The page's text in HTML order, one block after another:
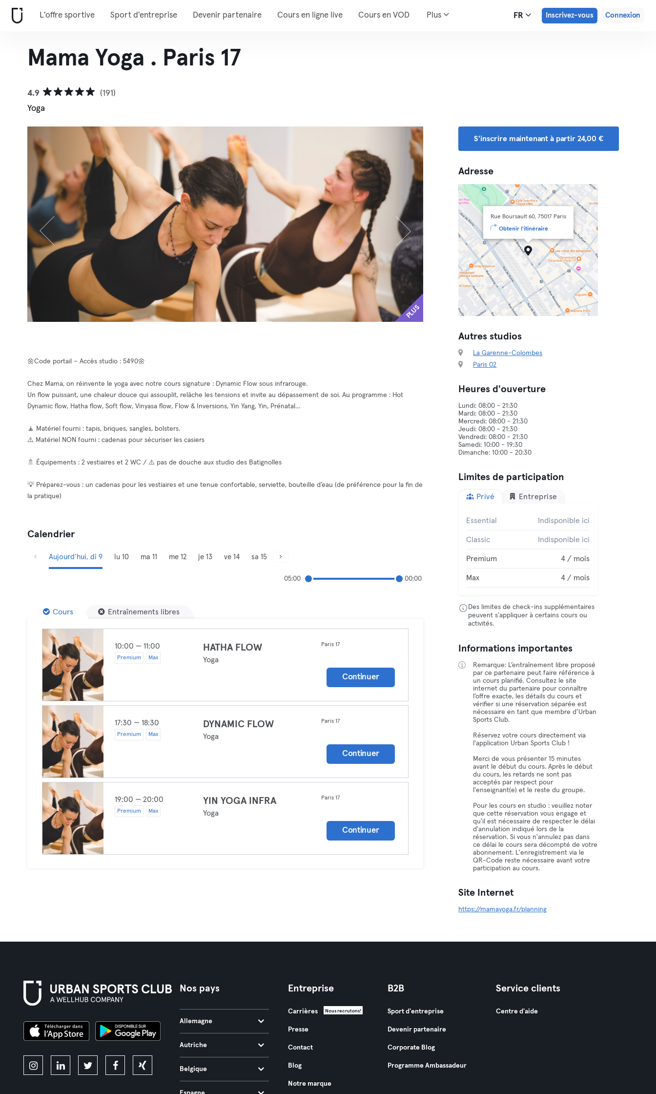
L'offre sportive Sport d'entreprise Devenir partenaire Cours en ligne live Cours en VOD Plus FR Inscrivez-vous Connexion
Mama Yoga . Paris 17
4.9
(191)
Yoga
PLUS
🌼Code portail – Accès studio : 5490🌼
Chez Mama, on réinvente le yoga avec notre cours signature : Dynamic Flow sous infrarouge.
Un flow puissant, une chaleur douce qui assouplit, relâche les tensions et invite au dépassement de soi. Au programme : Hot
Dynamic flow, Hatha flow, Soft flow, Vinyasa flow, Flow & Inversions, Yin Yang, Yin, Prénatal…
🧘 Matériel fourni : tapis, briques, sangles, bolsters.
⚠️ Matériel NON fourni : cadenas pour sécuriser les casiers
🚿 Équipements : 2 vestiaires et 2 WC / ⚠️ pas de douche aux studio des Batignolles
💡 Préparez-vous : un cadenas pour les vestiaires et une tenue confortable, serviette, bouteille d’eau (de préférence pour la fin de
la pratique)
Calendrier
Aujourd’hui, di 9 lu 10 ma 11 me 12 je 13 ve 14 sa 15
05:00 00:00
Cours Entraînements libres
10:00 — 11:00
Premium Max
HATHA FLOW
Yoga
Paris 17
Continuer
17:30 — 18:30
Premium Max
DYNAMIC FLOW
Yoga
Paris 17
Continuer
19:00 — 20:00
Premium Max
YIN YOGA INFRA
Yoga
Paris 17
Continuer
S'inscrire maintenant à partir 24,00 €
Adresse
Rue Boursault 60, 75017 Paris
Obtenir l'itinéraire
Autres studios
La Garenne-Colombes
Paris 02
Heures d'ouverture
Lundi: 08:00 - 21:30
Mardi: 08:00 - 21:30
Mercredi: 08:00 - 21:30
Jeudi: 08:00 - 21:30
Vendredi: 08:00 - 21:30
Samedi: 10:00 - 19:30
Limites de participation
Privé Entreprise
Essential Indisponible ici
Classic Indisponible ici
Premium 4 / mois
Max 4 / mois
Des limites de check-ins supplémentaires
peuvent s'appliquer à certains cours ou
activités.
Informations importantes
Remarque: L’entraînement libre proposé
par ce partenaire peut faire référence à
un cours planifié. Consultez le site
internet du partenaire pour connaître
l’offre exacte, les détails du cours et
vérifier si une réservation séparée est
nécessaire en tant que membre d’Urban
Sports Club.
Réservez votre cours directement via
l'application Urban Sports Club !
Merci de vous présenter 15 minutes
avant le début du cours. Après le début
du cours, les retards ne sont pas
acceptés par respect pour
l'enseignant(e) et le reste du groupe.
Pour les cours en studio : veuillez noter
que cette réservation vous engage et
qu'il est nécessaire de respecter le délai
d'annulation indiqué lors de la
réservation. Si vous n'annulez pas dans
ce délai le cours sera décompté de votre
abonnement. L'enregistrement via le
QR-Code reste nécessaire avant votre
participation au cours.
Site Internet
https://mamayoga.fr/planning
Nos pays
Allemagne
Autriche
Belgique
Entreprise
Carrières Nous recrutons!
Presse
Contact
Blog
Notre marque
B2B
Sport d'entreprise
Devenir partenaire
Corporate Blog
Programme Ambassadeur
Service clients
Centre d'aide